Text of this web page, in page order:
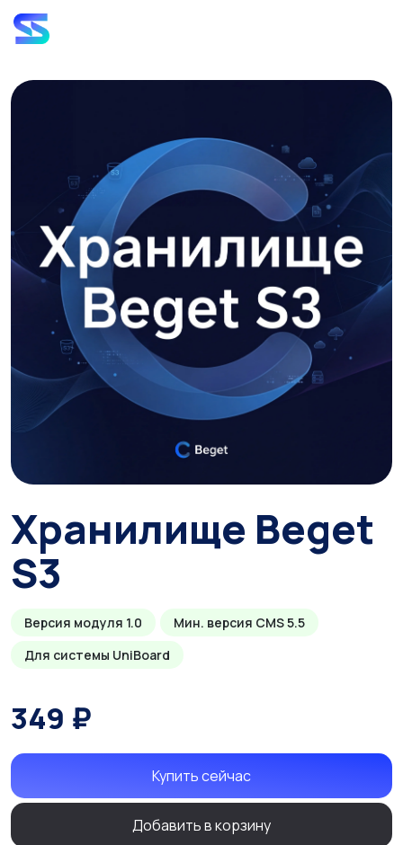
Хранилище Beget
S3
Версия модуля 1.0
Мин. версия CMS 5.5
Для системы UniBoard
349 ₽
Купить сейчас
Добавить в корзину